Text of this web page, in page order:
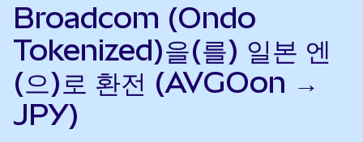
Broadcom (Ondo
Tokenized)을(를) 일본 엔
(으)로 환전 (AVGOon →
JPY)